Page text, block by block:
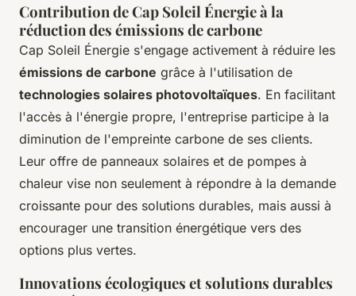
Contribution de Cap Soleil Énergie à la
réduction des émissions de carbone
Cap Soleil Énergie s'engage activement à réduire les
émissions de carbone grâce à l'utilisation de
technologies solaires photovoltaïques. En facilitant
l'accès à l'énergie propre, l'entreprise participe à la
diminution de l'empreinte carbone de ses clients.
Leur offre de panneaux solaires et de pompes à
chaleur vise non seulement à répondre à la demande
croissante pour des solutions durables, mais aussi à
encourager une transition énergétique vers des
options plus vertes.
Innovations écologiques et solutions durables